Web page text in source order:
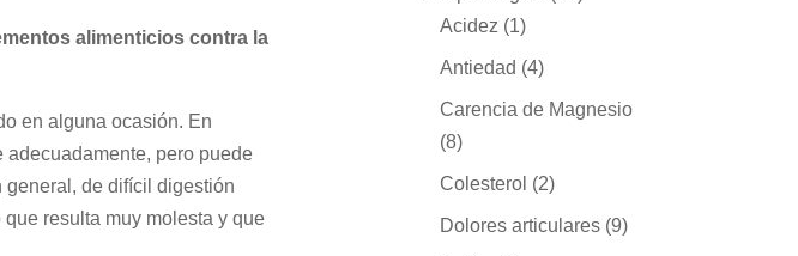
alimenticios contra la
en alguna ocasión. En
pero puede
general, de difícil digestión
resulta muy molesta y que
Acidez (1)
Antiedad (4)
Carencia de Magnesio
(8)
Colesterol (2)
Dolores articulares (9)